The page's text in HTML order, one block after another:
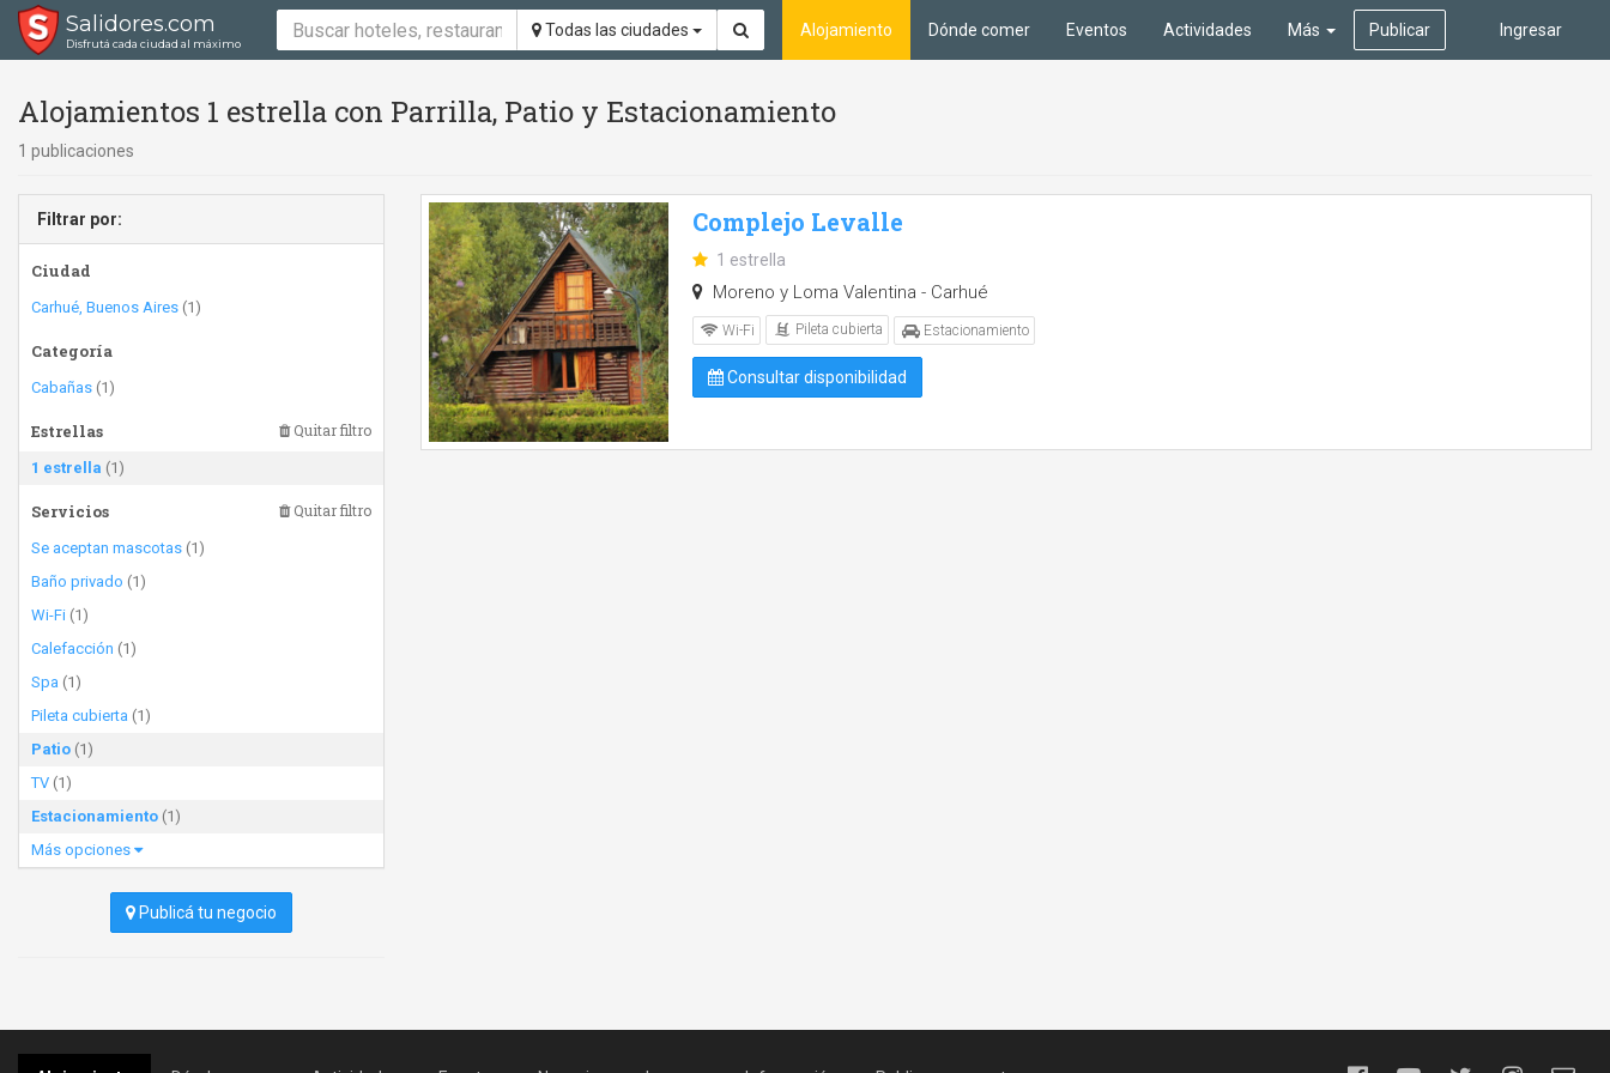
Salidores.com
Disfrutá cada ciudad al máximo
Todas las ciudades Ingresar
Alojamiento Dónde comer Eventos Actividades Más Publicar
Alojamientos 1 estrella con Parrilla, Patio y Estacionamiento
1 publicaciones
Filtrar por:
Ciudad
Carhué, Buenos Aires (1)
Categoría
Cabañas (1)
Estrellas Quitar filtro
1 estrella (1)
Servicios Quitar filtro
Se aceptan mascotas (1)
Baño privado (1)
Wi-Fi (1)
Calefacción (1)
Spa (1)
Pileta cubierta (1)
Patio (1)
TV (1)
Estacionamiento (1)
Más opciones
Publicá tu negocio
Complejo Levalle
1 estrella
Moreno y Loma Valentina - Carhué
Wi-Fi Pileta cubierta Estacionamiento
Consultar disponibilidad